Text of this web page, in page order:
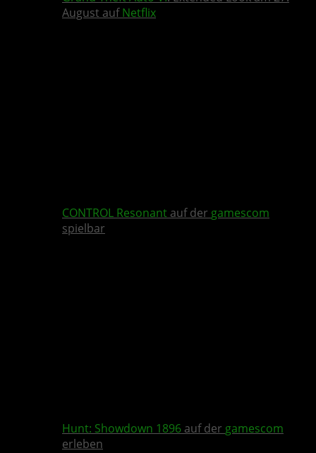
August aufNetflix
CONTROL Resonant auf der gamescom
spielbar
Hunt: Showdown 1896 auf der gamescom
erleben